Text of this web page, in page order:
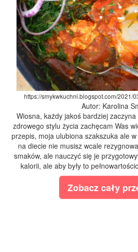
https://smykwkuchni.blogspot.com/2021/
Autor: Karolina
Wiosna, każdy jakoś bardziej
zdrowego stylu życia zachęcam Was
przepis, moja ulubiona szakszuka ale
na diecie nie musisz wcale
smaków, ale nauczyć się je
kalorii, ale aby były to
Zobacz cały